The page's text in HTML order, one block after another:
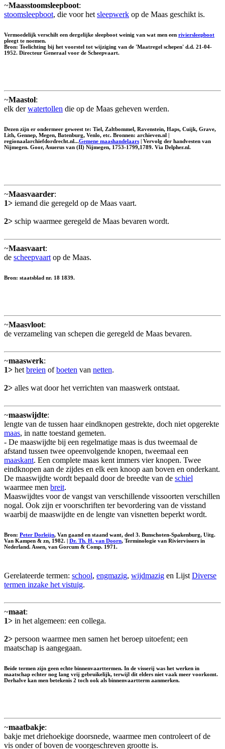
~Maasstoomsleepboot:
stoomsleepboot, die voor het sleepwerk op de Maas geschikt is.
Vermoedelijk verschilt een dergelijke sleepboot weinig van wat men een riviersleepboot
pleegt te noemen.
Bron: Toelichting bij het voorstel tot wijziging van de 'Maatregel schepen' d.d. 21-04-
1952. Directeur Generaal voor de Scheepvaart.
~Maastol:
elk derwatertollen die op de Maas geheven werden.
Dezen zijn er ondermeer geweest te: Tiel, Zaltbommel, Ravenstein, Haps, Cuijk, Grave,
Lith, Gennep, Megen, Batenburg, Venlo, etc. Bronnen: archieven.nl |
regionaalarchiefdordrecht.nl...Gemene maashandelaars | Vervolg der handvesten van
Nijmegen. Goor, Asuerus van (II) Nijmegen, 1753-1799,1789. Via Delpher.nl.
~Maasvaarder:
1> iemand die geregeld op de Maas vaart.
2> schip waarmee geregeld de Maas bevaren wordt.
~Maasvaart:
de scheepvaart op de Maas.
Bron: staatsblad nr. 18 1839.
~Maasvloot:
de verzameling van schepen die geregeld de Maas bevaren.
~maaswerk:
1> het breien ofboeten van netten.
2> alles wat door het verrichten van maaswerk ontstaat.
~maaswijdte:
lengte van de tussen haar eindknopen gestrekte, doch niet opgerekte
maas, in natte toestand gemeten.
- De maaswijdte bij een regelmatige maas is dus tweemaal de
afstand tussen twee opeenvolgende knopen, tweemaal een
maaskant. Een complete maas kent immers vier knopen. Twee
eindknopen aan de zijdes en elk een knoop aan boven en onderkant.
De maaswijdte wordt bepaald door de breedte van de schiel
waarmee men breit.
Maaswijdtes voor de vangst van verschillende vissoorten verschillen
nogal. Ook zijn er voorschriften ter bevordering van de visstand
waarbij de maaswijdte en de lengte van visnetten beperkt wordt.
Bron: Peter Dorleijn, Van gaand en staand want, deel 3. Bunschoten-Spakenburg, Uitg.
Van Kampen & zn, 1982. | Dr. Th. H. van Doorn, Terminologie van Riviervissers in
Nederland. Assen, van Gorcum & Comp. 1971.
Gerelateerde termen: school, engmazig, wijdmazig en Lijst Diverse
termen inzake het vistuig.
~maat:
1> in het algemeen: een collega.
2> persoon waarmee men samen het beroep uitoefent; een
maatschap is aangegaan.
Beide termen zijn geen echte binnenvaarttermen. In de visserij was het werken in
maatschap echter nog lang vrij gebruikelijk, terwijl dit elders niet vaak meer voorkomt.
Derhalve kan men betekenis 2 toch ook als binnenvaartterm aanmerken.
~maatbakje:
bakje met driehoekige doorsnede, waarmee men controleert of de
vis onder of boven de voorgeschreven grootte is.